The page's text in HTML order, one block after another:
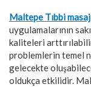
Maltepe Tıbbi
uygulamalarının
kaliteleri
problemlerin temel
gelecekte
oldukça etkilidir.